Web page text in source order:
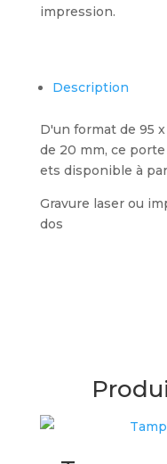
impression.
Description
D'un format de 95
de 20 mm, ce
ets disponible à
Gravure laser ou
dos